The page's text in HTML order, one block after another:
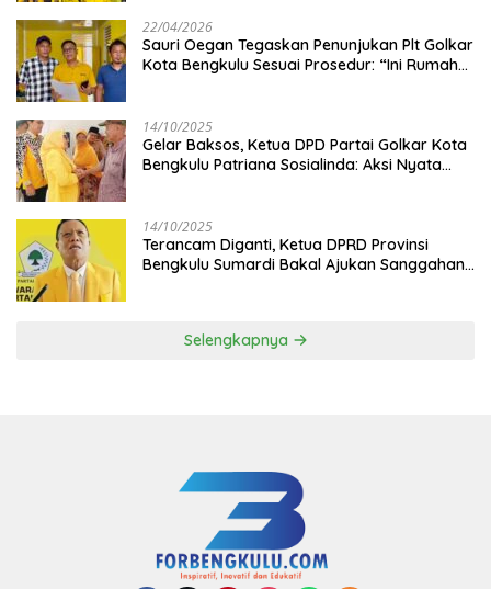
22/04/2026
Sauri Oegan Tegaskan Penunjukan Plt Golkar
Kota Bengkulu Sesuai Prosedur: “Ini Rumah
14/10/2025
‎Gelar Baksos, Ketua DPD Partai Golkar Kota
Bengkulu Patriana Sosialinda: Aksi Nyata
14/10/2025
Terancam Diganti, Ketua DPRD Provinsi
Bengkulu Sumardi Bakal Ajukan Sanggahan
Selengkapnya